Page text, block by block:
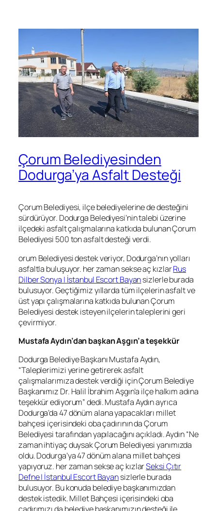
Çorum Belediyesinden
Dodurga’ya Asfalt Desteği
Çorum Belediyesi, ilçe belediyelerine de desteğini
sürdürüyor. Dodurga Belediyesi’nin talebi üzerine
ilçedeki asfalt çalışmalarına katkıda bulunan Çorum
Belediyesi 500 ton asfalt desteği verdi.
orum Belediyesi destek veriyor, Dodurga’nın yolları
asfaltla buluşuyor. her zaman sekse aç kızlarRus
Dilber Sonya | İstanbul Escort Bayansizlerle burada
bulusuyor. Geçtiğimiz yıllarda tüm ilçelerin asfalt ve
üst yapı çalışmalarına katkıda bulunan Çorum
Belediyesi destek isteyen ilçelerin taleplerini geri
çevirmiyor.
Mustafa Aydın’dan başkan Aşgın’a teşekkür
Dodurga Belediye Başkanı Mustafa Aydın,
“Taleplerimizi yerine getirerek asfalt
çalışmalarımıza destek verdiği için Çorum Belediye
Başkanımız Dr. Halil İbrahim Aşgın’a ilçe halkım adına
teşekkür ediyorum” dedi. Mustafa Aydın ayrıca
Dodurga’da 47 dönüm alana yapacakları millet
bahçesi içerisindeki oba çadırının da Çorum
Belediyesi tarafından yapılacağını açıkladı. Aydın “Ne
zaman ihtiyaç duysak Çorum Belediyesi yanımızda
oldu. Dodurga’ya 47 dönüm alana millet bahçesi
yapıyoruz. her zaman sekse aç kızlarSeksi Çıtır
Defne | İstanbul Escort Bayansizlerle burada
bulusuyor. Bu konuda belediye başkanımızdan
destek istedik. Millet Bahçesi içerisindeki oba